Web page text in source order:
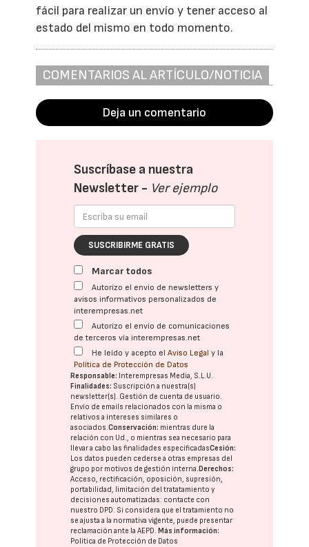
fácil para realizar un envío y tener acceso al
estado del mismo en todo momento.
COMENTARIOS AL ARTÍCULO/NOTICIA
Deja un comentario
Suscríbase a nuestra
Newsletter - Ver ejemplo
SUSCRIBIRME GRATIS
Marcar todos
Autorizo el envío de newsletters y
avisos informativos personalizados de
interempresas.net
Autorizo el envío de comunicaciones
de terceros vía interempresas.net
He leído y acepto elAviso Legal y la
Política de Protección de Datos
Responsable: Interempresas Media, S.L.U.
Finalidades: Suscripción a nuestra(s)
newsletter(s). Gestión de cuenta de usuario.
Envío de emails relacionados con la misma o
relativos a intereses similares o
asociados.Conservación: mientras dure la
relación con Ud., o mientras sea necesario para
llevar a cabo las finalidades especificadasCesión:
Los datos pueden cederse a otras empresas del
grupo por motivos de gestión interna. Derechos:
Acceso, rectificación, oposición, supresión,
portabilidad, limitación del tratatamiento y
decisiones automatizadas: contacte con
nuestro DPD. Si considera que el tratamiento no
se ajusta a la normativa vigente, puede presentar
reclamación ante laAEPD. Más información:
Política de Protección de Datos